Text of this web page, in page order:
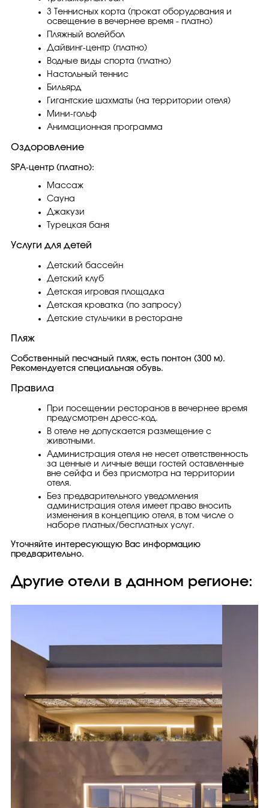
3 Теннисных корта (прокат оборудования и
освещение в вечернее время - платно)
Пляжный волейбол
Дайвинг-центр (платно)
Водные виды спорта (платно)
Настольный теннис
Бильярд
Гигантские шахматы (на территории отеля)
Мини-гольф
Анимационная программа
Оздоровление
SPA-центр (платно):
Массаж
Сауна
Джакузи
Турецкая баня
Услуги для детей
Детский бассейн
Детский клуб
Детская игровая площадка
Детская кроватка (по запросу)
Детские стульчики в ресторане
Пляж
Собственный песчаный пляж, есть понтон (300 м).
Рекомендуется специальная обувь.
Правила
При посещении ресторанов в вечернее время
предусмотрен дресс-код.
В отеле не допускается размещение с
животными.
Администрация отеля не несет ответственность
за ценные и личные вещи гостей оставленные
вне сейфа и без присмотра на территории
отеля.
Без предварительного уведомления
администрация отеля имеет право вносить
изменения в концепцию отеля, в том числе о
наборе платных/бесплатных услуг.
Уточняйте интересующую Вас информацию
предварительно.
Другие отели в данном регионе: